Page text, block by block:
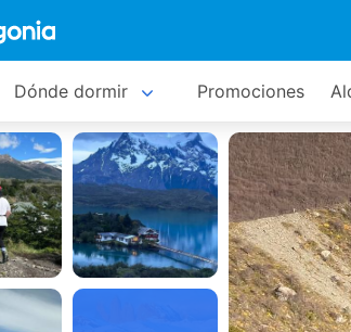
Dónde dormir Promociones